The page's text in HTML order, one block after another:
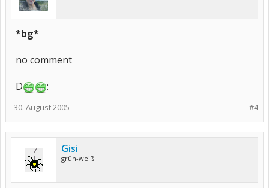
*bg*
no comment
D
:
#4
30. August 2005
Gisi
grün-weiß